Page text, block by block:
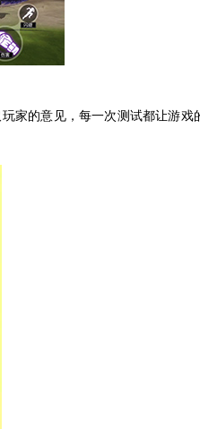
家的意见，每一次测试都让游戏